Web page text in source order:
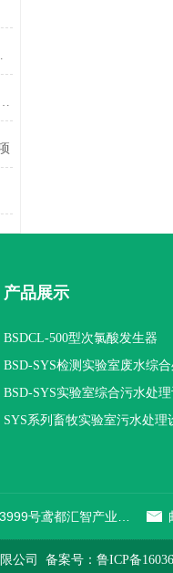
功能特点
处理？预处理的目的是什么？
产品展示
BSDCL-500型次氯酸发生器
BSD-SYS检测实验室废水综
设备
BSD-SYS实验室综合污水处
SYS系列畜牧实验室污水处理
公司 备案号：鲁ICP备